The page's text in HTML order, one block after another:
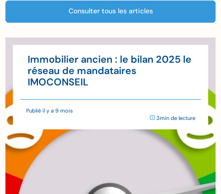
Consulter tous les articles
bilan 2025 le
PTZ 2025, CE
POISSON D’AVRIL !
Publié il y a 1 an